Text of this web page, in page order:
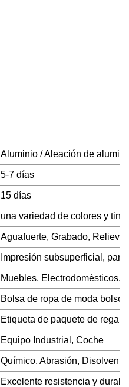
Aluminio / Aleación de
5-7 días
15 días
una variedad de colores y
Aguafuerte, Grabado,
Impresión subsuperficial,
Muebles, Electrodomésticos,
Bolsa de ropa de moda bolso
Etiqueta de paquete de
Equipo Industrial, Coche
Químico, Abrasión,
Excelente resistencia y